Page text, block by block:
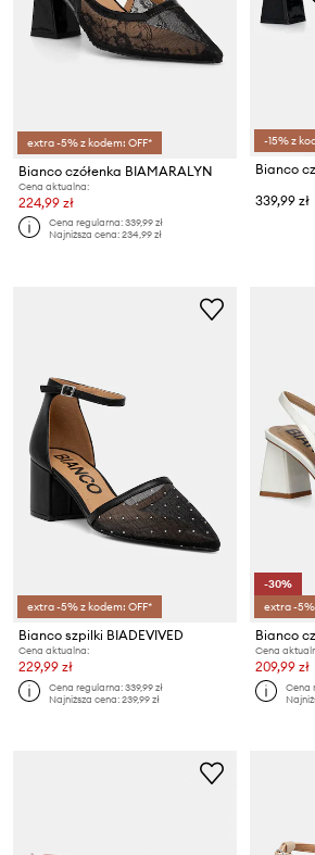
extra -5% z kodem: OFF*
Bianco czółenka BIAMARALYN
Cena aktualna:
224,99 zł
Cena regularna:339,99 zł
Najniższa cena:234,99 zł
-15% z
Bianco
339,99 zł
extra -5% z kodem: OFF*
Bianco szpilki BIADEVIVED
Cena aktualna:
229,99 zł
Cena regularna:339,99 zł
Najniższa cena:239,99 zł
-30%
extra -5%
Bianco
Cena
209,99 zł
Cena